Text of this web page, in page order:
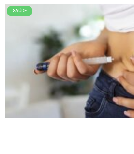
SAÚDE